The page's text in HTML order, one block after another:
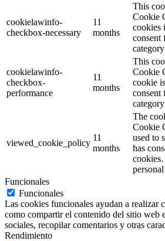
cookielawinfo-
checkbox-necessary
11
months
This
Cookie
cookies
consent
cookielawinfo-
checkbox-
performance
11
months
This
Cookie
cookie
consent
viewed_cookie_policy
11
months
The
Cookie
used to
has
Funcionales
Funcionales
Las cookies funcionales ayudan a realizar
como compartir el contenido del sitio web
sociales, recopilar comentarios y otras
Rendimiento